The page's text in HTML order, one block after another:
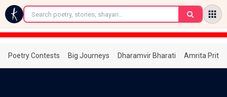
←
Poetry Contests Big Journeys Dharamvir Bharati Amrita